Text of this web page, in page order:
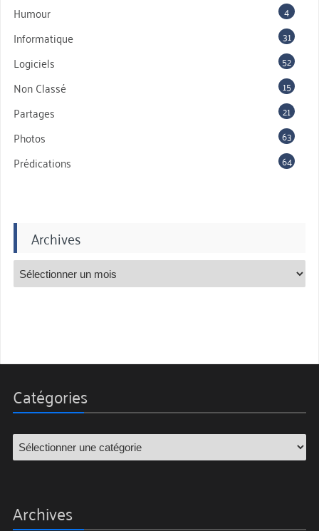
Humour 4
Informatique 31
Logiciels 52
Non Classé 15
Partages 21
Photos 63
Prédications 64
Archives
Catégories
Archives